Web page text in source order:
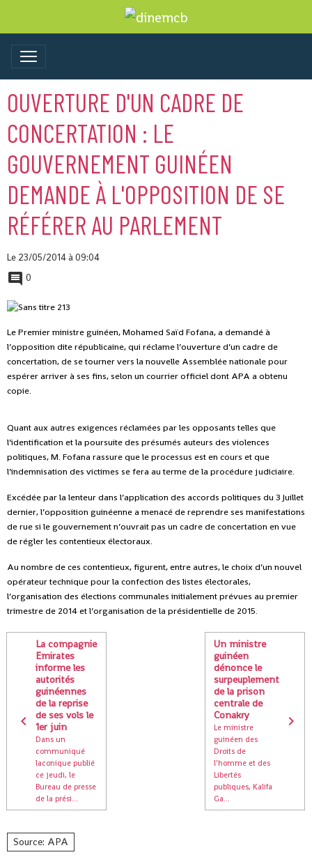
OUVERTURE D'UN CADRE DE
CONCERTATION : LE
GOUVERNEMENT GUINÉEN
DEMANDE À L'OPPOSITION DE SE
RÉFÉRER AU PARLEMENT
Le 23/05/2014à 09:04
0
Le Premier ministre guinéen, Mohamed Saïd Fofana, a demandé à
l’opposition dite républicaine, qui réclame l’ouverture d’un cadre de
concertation, de se tourner vers la nouvelle Assemblée nationale pour
espérer arriver à ses fins, selon un courrier officiel dont APA a obtenu
copie.
Quant aux autres exigences réclamées par les opposants telles que
l’identification et la poursuite des présumés auteurs des violences
politiques, M. Fofana rassure que le processus est en cours et que
l’indemnisation des victimes se fera au terme de la procédure judiciaire.
Excédée par la lenteur dans l’application des accords politiques du 3 Juillet
dernier, l’opposition guinéenne a menacé de reprendre ses manifestations
de rue si le gouvernement n’ouvrait pas un cadre de concertation en vue
de régler les contentieux électoraux.
Au nombre de ces contentieux, figurent, entre autres, le choix d’un nouvel
opérateur technique pour la confection des listes électorales,
l’organisation des élections communales initialement prévues au premier
trimestre de 2014 et l’organisation de la présidentielle de 2015.
La compagnie
Emirates
informe les
autorités
guinéennes
de la reprise
de ses vols le
1er juin
Dans un
communiqué
laconique publié
ce jeudi, le
Bureau de presse
de la prési...
Un ministre
guinéen
dénonce le
surpeuplement
de la prison
centrale de
Conakry
Le ministre
guinéen des
Droits de
l’homme et des
Libertés
publiques, Kalifa
Ga...
Source: APA